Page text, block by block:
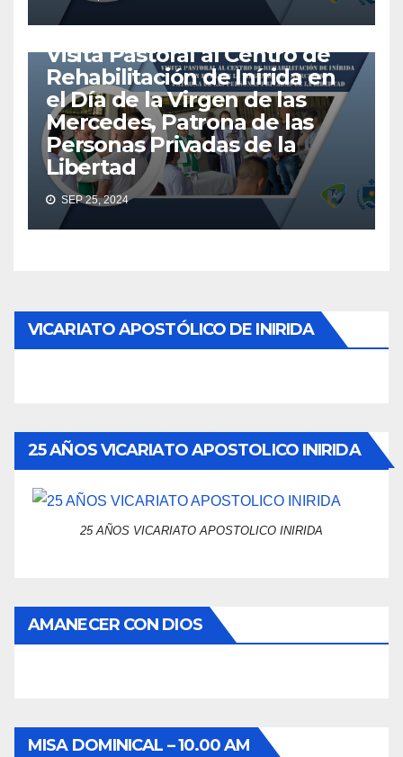
VICARIATO APOSTÓLICO DE INÍRIDA VICINIRIDATV
Visita Pastoral al Centro de
Rehabilitación de Inírida en
el Día de la Virgen de las
Mercedes, Patrona de las
Personas Privadas de la
Libertad
SEP 25, 2024
VICARIATO APOSTÓLICO DE INIRIDA
25 AÑOS VICARIATO APOSTOLICO INIRIDA
25 AÑOS VICARIATO APOSTOLICO INIRIDA
AMANECER CON DIOS
MISA DOMINICAL – 10.00 AM